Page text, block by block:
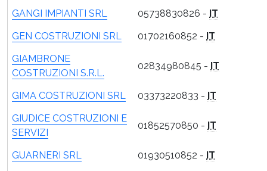
GANGI IMPIANTI SRL 05738830826 - IT
GEN COSTRUZIONI SRL
01702160852 - IT
GIAMBRONE
COSTRUZIONI S.R.L.
02834980845 - IT
GIMA COSTRUZIONI SRL 03373220833 - IT
GIUDICE COSTRUZIONI E
SERVIZI
01852570850 - IT
GUARNERI SRL 01930510852 - IT